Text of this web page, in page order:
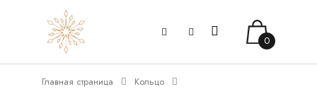
0
Главная страница Кольцо